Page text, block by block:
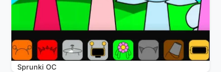
Sprunki OC